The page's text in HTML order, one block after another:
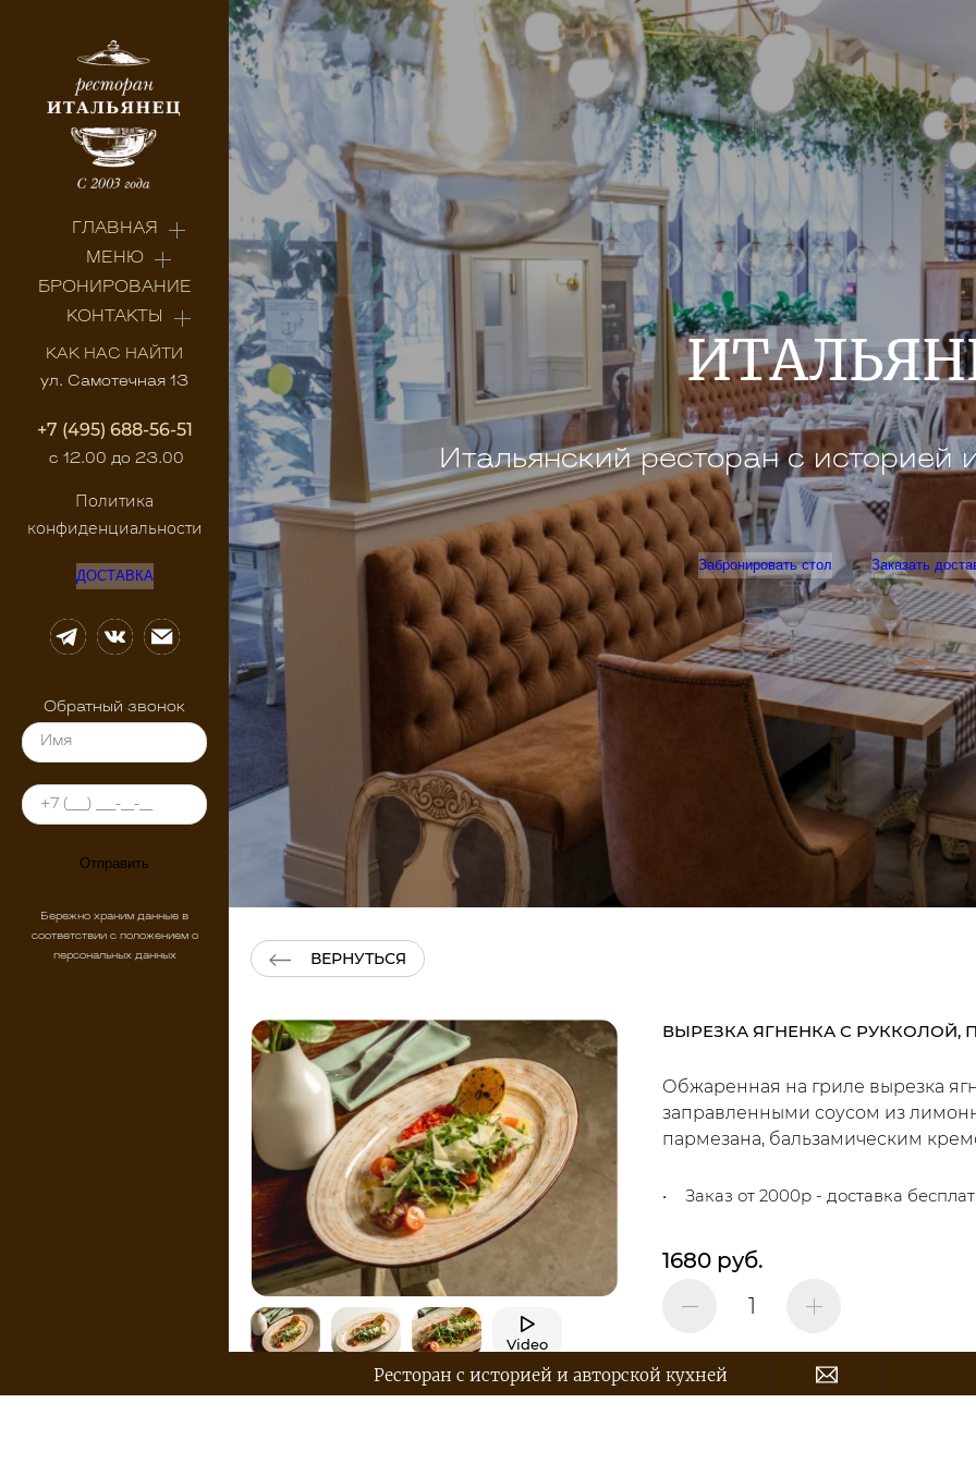
Итальянский ресторан с историей
Забронировать стол Заказать
ГЛАВНАЯ
МЕНЮ
БРОНИРОВАНИЕ
КОНТАКТЫ
КАК НАС НАЙТИ
ул. Самотечная 13
+7 (495) 688-56-51
с 12.00 до 23.00
Политика
конфиденциальности
ДОСТАВКА
Обратный звонок
Отправить
Бережно храним данные в
соответствии с положением о
персональных данных
ВЕРНУТЬСЯ
Video
ВЫРЕЗКА ЯГНЕНКА С
Обжаренная на гриле вырезка
заправленными соусом из
пармезана, бальзамическим
Заказ от 2000р - доставка
1680 руб.
В корзину
Ресторан с историей и авторской кухней